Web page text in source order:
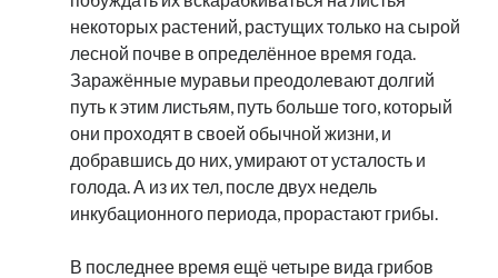
некоторых растений, растущих только на сырой
лесной почве в определённое время года.
Заражённые муравьи преодолевают долгий
путь к этим листьям, путь больше того, который
они проходят в своей обычной жизни, и
добравшись до них, умирают от усталость и
голода. А из их тел, после двух недель
инкубационного периода, прорастают грибы.
В последнее время ещё четыре вида грибов